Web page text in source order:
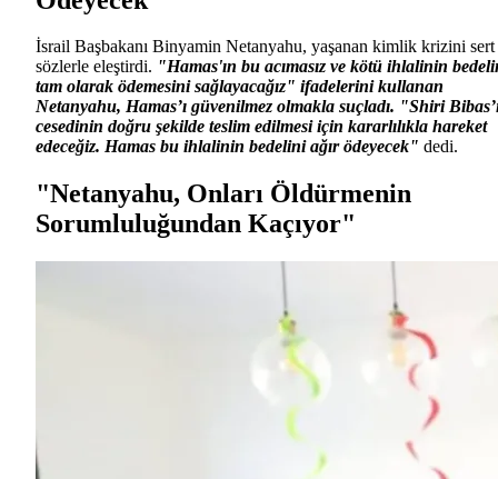
İsrail Başbakanı Binyamin Netanyahu, yaşanan kimlik krizini sert
sözlerle eleştirdi. "Hamas'ın bu acımasız ve kötü ihlalinin
tam olarak ödemesini sağlayacağız" ifadelerini kullanan
Netanyahu, Hamas’ı güvenilmez olmakla suçladı. "Shiri
cesedinin doğru şekilde teslim edilmesi için kararlılıkla hareket
edeceğiz. Hamas bu ihlalinin bedelini ağır ödeyecek" dedi.
"Netanyahu, Onları Öldürmenin
Sorumluluğundan Kaçıyor"